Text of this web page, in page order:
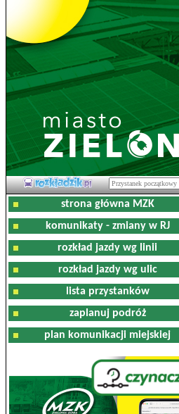
strona główna MZK
komunikaty - zmiany w RJ
rozkład jazdy wg linii
rozkład jazdy wg ulic
lista przystanków
zaplanuj podróż
plan komunikacji miejskiej